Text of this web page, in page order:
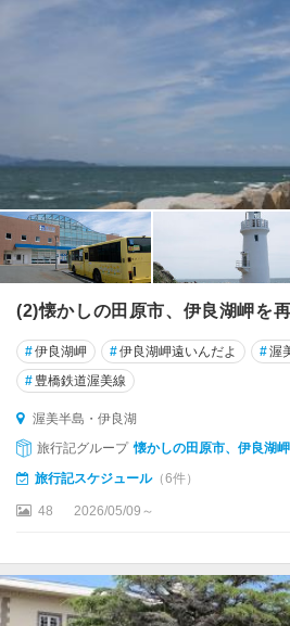
(2)懐かしの田原市、伊良湖岬を
#伊良湖岬 #伊良湖岬遠いんだよ #渥
# 豊橋鉄道渥美線
渥美半島・伊良湖
旅行記グループ 懐かしの田原市、伊良湖
旅行記スケジュール（6件）
48 2026/05/09～